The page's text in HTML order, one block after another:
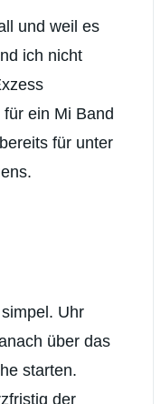
und weil es
ich nicht
ein Mi Band
für unter
Uhr
über das
starten.
der